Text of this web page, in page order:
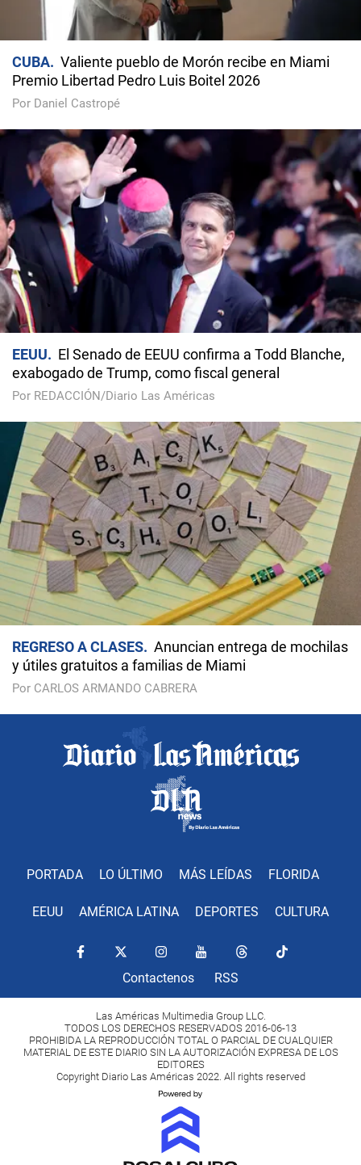
CUBA
Valiente pueblo de Morón recibe en Miami
Premio Libertad Pedro Luis Boitel 2026
Por Daniel Castropé
EEUU
El Senado de EEUU confirma a Todd Blanche,
exabogado de Trump, como fiscal general
Por REDACCIÓN/Diario Las Américas
REGRESO A CLASES
Anuncian entrega de mochilas
y útiles gratuitos a familias de Miami
Por CARLOS ARMANDO CABRERA
PORTADA LO ÚLTIMO MÁS LEÍDAS FLORIDA
EEUU AMÉRICA LATINA DEPORTES CULTURA
Contactenos RSS
Las Américas Multimedia Group LLC.
TODOS LOS DERECHOS RESERVADOS 2016-06-13
PROHIBIDA LA REPRODUCCIÓN TOTAL O PARCIAL DE CUALQUIER
MATERIAL DE ESTE DIARIO SIN LA AUTORIZACIÓN EXPRESA DE LOS
EDITORES
Copyright Diario Las Américas 2022. All rights reserved